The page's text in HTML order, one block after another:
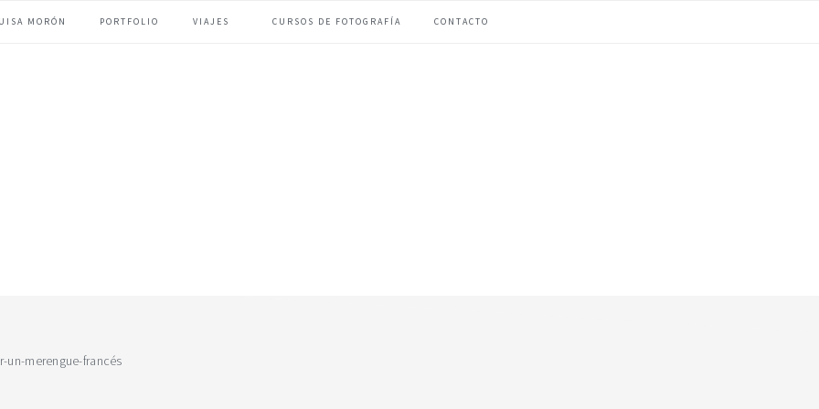
MORÓN PORTFOLIO VIAJES CURSOS DE FOTOGRAFÍA CONTACTO